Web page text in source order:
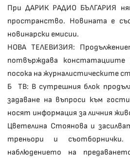
При ДАРИК РАДИО БЪЛГАРИЯ
пространство. Новината е
новинарски емисии.
НОВА ТЕЛЕВИЗИЯ:
потвърждава
посока на журналистическите
Б ТВ: В сутрешния блок
задаване на въпроси към
носят информация за личния
Цветелина Стоянова и
треньори и съотборнички.
наблюдението на